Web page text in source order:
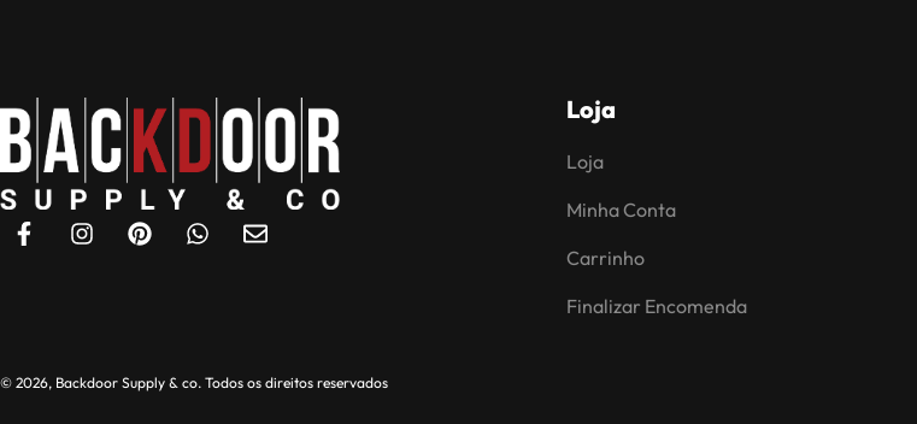
Loja
Loja
Minha Conta
Carrinho
Finalizar Encomenda
© 2026, Backdoor Supply & co. Todos os direitos reservados